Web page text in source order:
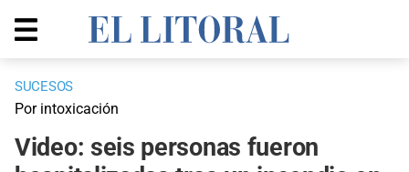
SUCESOS
Por intoxicación
Video: seis personas fueron